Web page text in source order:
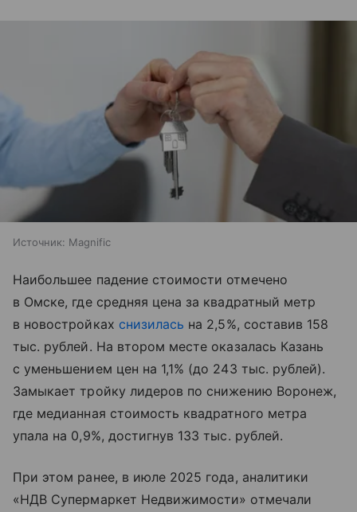
Источник: Magnific
Наибольшее падение стоимости отмечено
в Омске, где средняя цена за квадратный метр
в новостройках снизилась на 2,5%, составив 158
тыс. рублей. На втором месте оказалась Казань
с уменьшением цен на 1,1% (до 243 тыс. рублей).
Замыкает тройку лидеров по снижению Воронеж,
где медианная стоимость квадратного метра
упала на 0,9%, достигнув 133 тыс. рублей.
При этом ранее, в июле 2025 года, аналитики
«НДВ Супермаркет Недвижимости» отмечали